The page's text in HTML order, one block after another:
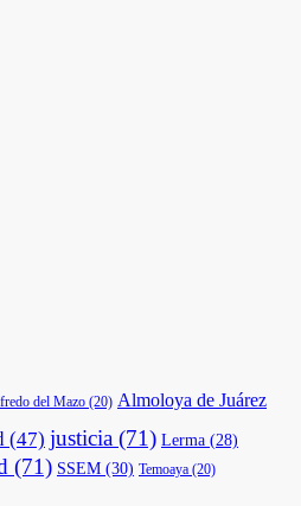
del Mazo (20) Almoloya de Juárez
(47) justicia (71) Lerma (28)
(71) SSEM (30) Temoaya (20)